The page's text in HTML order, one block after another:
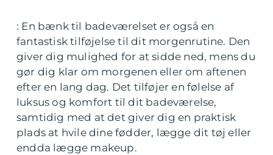
: En bænk til badeværelset er også en
fantastisk tilføjelse til dit morgenrutine. Den
giver dig mulighed for at sidde ned, mens du
gør dig klar om morgenen eller om aftenen
efter en lang dag. Det tilføjer en følelse af
luksus og komfort til dit badeværelse,
samtidig med at det giver dig en praktisk
plads at hvile dine fødder, lægge dit tøj eller
endda lægge makeup.